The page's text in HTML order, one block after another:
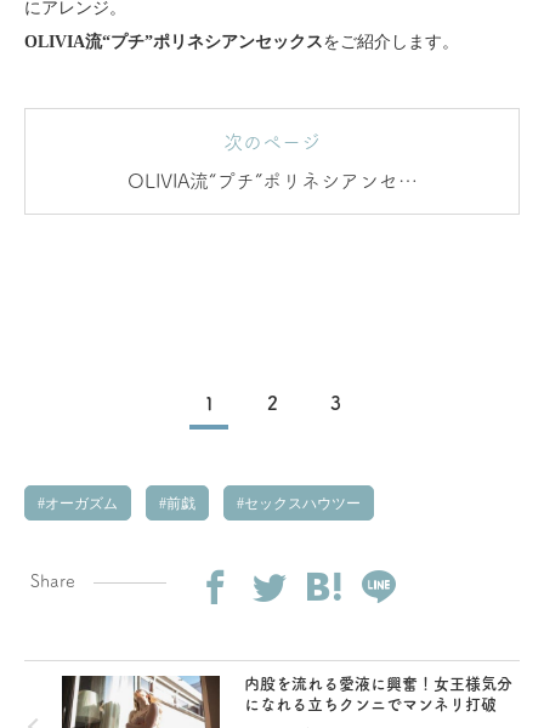
にアレンジ。
OLIVIA流“プチ”ポリネシアンセックスをご紹介します。
次のページ
OLIVIA流“プチ”ポリネシアンセッ
クスの方法
1 2 3
オーガズム 前戯 セックスハウツー
Share
内股を流れる愛液に興奮！女王様気分
になれる立ちクンニでマンネリ打破